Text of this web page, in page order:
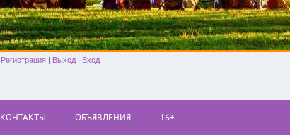
Регистрация | Выход | Вход
КОНТАКТЫ ОБЪЯВЛЕНИЯ 16+